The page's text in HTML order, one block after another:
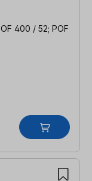
400 / 52; POF